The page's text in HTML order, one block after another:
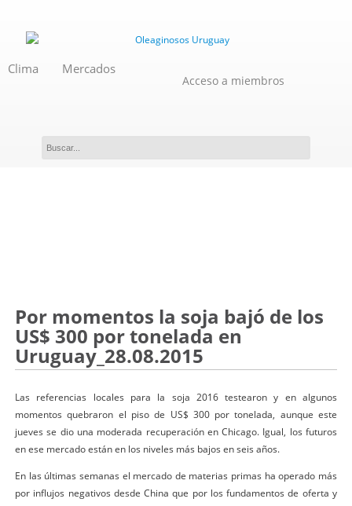
Clima Mercados
Acceso a miembros
Por momentos la soja bajó de los
US$ 300 por tonelada en
Uruguay_28.08.2015
Las referencias locales para la soja 2016 testearon y en algunos
momentos quebraron el piso de US$ 300 por tonelada, aunque este
jueves se dio una moderada recuperación en Chicago. Igual, los futuros
en ese mercado están en los niveles más bajos en seis años.
En las últimas semanas el mercado de materias primas ha operado más
por influjos negativos desde China que por los fundamentos de oferta y